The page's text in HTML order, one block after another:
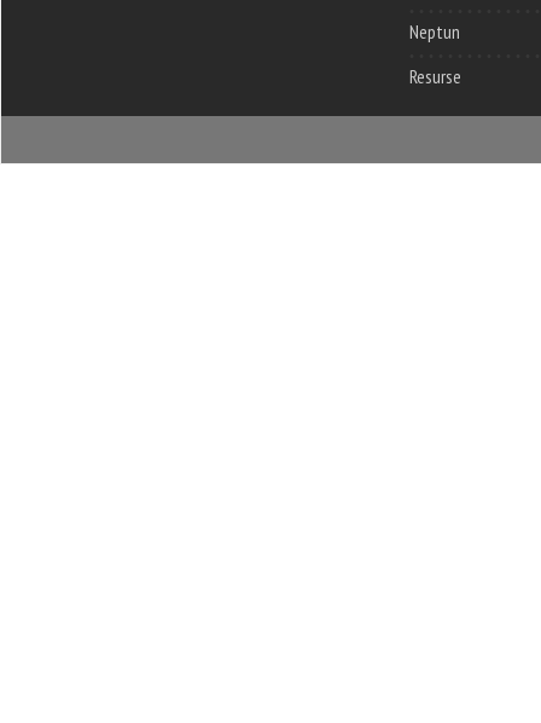
Neptun
Resurse